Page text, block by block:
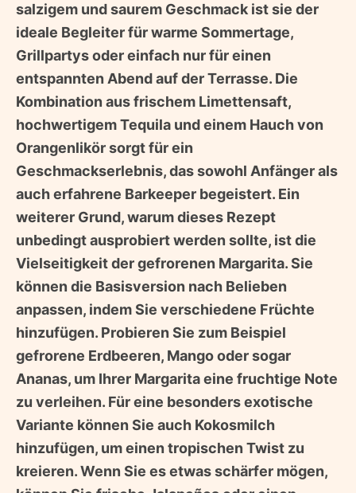
salzigem und saurem Geschmack ist sie der
ideale Begleiter für warme Sommertage,
Grillpartys oder einfach nur für einen
entspannten Abend auf der Terrasse. Die
Kombination aus frischem Limettensaft,
hochwertigem Tequila und einem Hauch von
Orangenlikör sorgt für ein
Geschmackserlebnis, das sowohl Anfänger als
auch erfahrene Barkeeper begeistert. Ein
weiterer Grund, warum dieses Rezept
unbedingt ausprobiert werden sollte, ist die
Vielseitigkeit der gefrorenen Margarita. Sie
können die Basisversion nach Belieben
anpassen, indem Sie verschiedene Früchte
hinzufügen. Probieren Sie zum Beispiel
gefrorene Erdbeeren, Mango oder sogar
Ananas, um Ihrer Margarita eine fruchtige Note
zu verleihen. Für eine besonders exotische
Variante können Sie auch Kokosmilch
hinzufügen, um einen tropischen Twist zu
kreieren. Wenn Sie es etwas schärfer mögen,